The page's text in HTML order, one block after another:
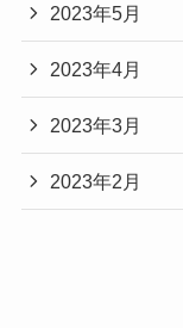
2023年5月
2023年4月
2023年3月
2023年2月